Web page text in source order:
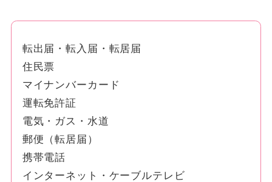
転出届・転入届・転居届
住民票
マイナンバーカード
運転免許証
電気・ガス・水道
郵便（転居届）
携帯電話
インターネット・ケーブルテレビ